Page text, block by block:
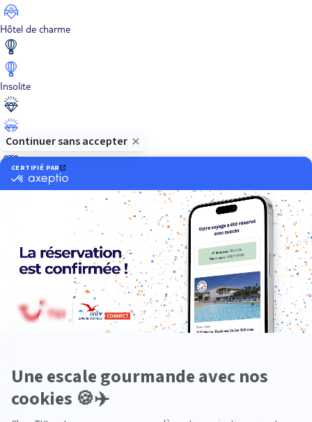
Hôtel de charme
Insolite
Luxe
Neige
Plongée
Premium